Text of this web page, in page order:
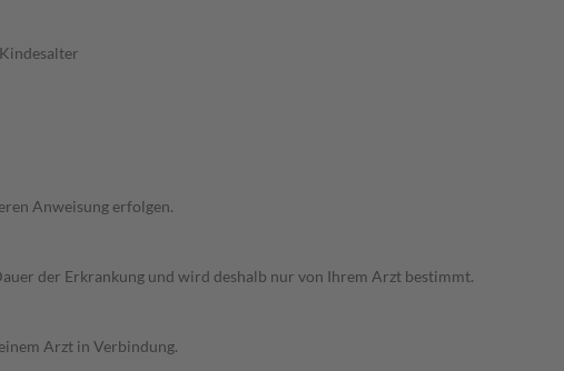
Anweisung erfolgen.
der Erkrankung und wird deshalb nur von Ihrem Arzt bestimmt.
Arzt in Verbindung.